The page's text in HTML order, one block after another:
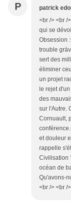
P patrick
<br /> <br /
qui se
Obsession
trouble
sert des
éliminer
un projet
le rejet
des
sur l'Autre.
Cornuault,
et douleur
rappelle
Civilisation
océan de
Qu'avons-
<br /> <br />